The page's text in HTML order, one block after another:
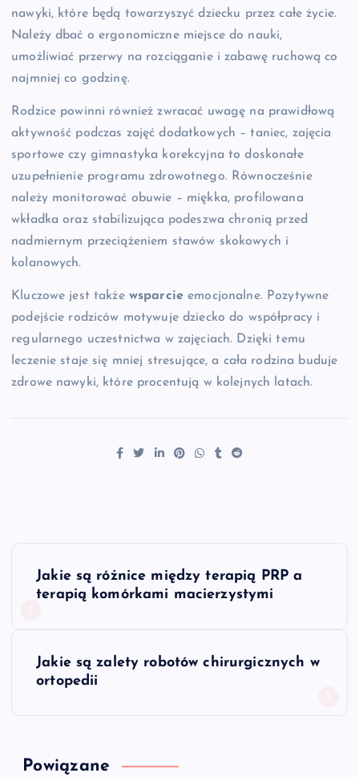
nawyki, które będą towarzyszyć dziecku przez całe życie.
Należy dbać o ergonomiczne miejsce do nauki,
umożliwiać przerwy na rozciąganie i zabawę ruchową co
najmniej co godzinę.
Rodzice powinni również zwracać uwagę na prawidłową
aktywność podczas zajęć dodatkowych – taniec, zajęcia
sportowe czy gimnastyka korekcyjna to doskonałe
uzupełnienie programu zdrowotnego. Równocześnie
należy monitorować obuwie – miękka, profilowana
wkładka oraz stabilizująca podeszwa chronią przed
nadmiernym przeciążeniem stawów skokowych i
kolanowych.
Kluczowe jest także wsparcie emocjonalne. Pozytywne
podejście rodziców motywuje dziecko do współpracy i
regularnego uczestnictwa w zajęciach. Dzięki temu
leczenie staje się mniej stresujące, a cała rodzina buduje
zdrowe nawyki, które procentują w kolejnych latach.
N
a
Jakie są różnice między terapią PRP a
terapią komórkami macierzystymi
Jakie są zalety robotów chirurgicznych w
ortopedii
Powiązane